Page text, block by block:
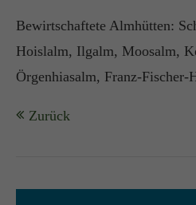
Bewirtschaftete Almhütten:
Hoislalm, Ilgalm, Moosalm,
Örgenhiasalm, Franz-Fischer-
Zurück